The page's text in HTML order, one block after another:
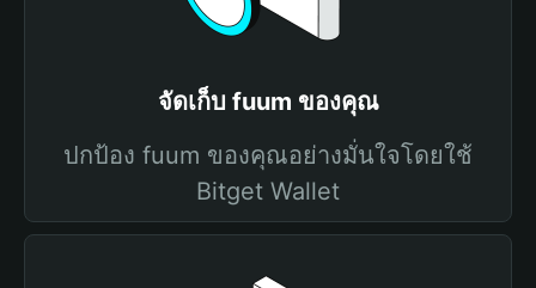
จัดเก็บ fuum ของคุณ
ปกป้อง fuum ของคุณอย่างมั่นใจโดยใช้
Bitget Wallet